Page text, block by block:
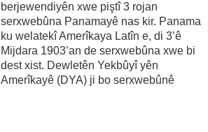
berjewendiyên xwe piştî 3 rojan
serxwebûna Panamayê nas kir. Panama
ku welatekî Amerîkaya Latîn e, di 3’ê
Mijdara 1903’an de serxwebûna xwe bi
dest xist. Dewletên Yekbûyî yên
Amerîkayê (DYA) ji bo serxwebûnê